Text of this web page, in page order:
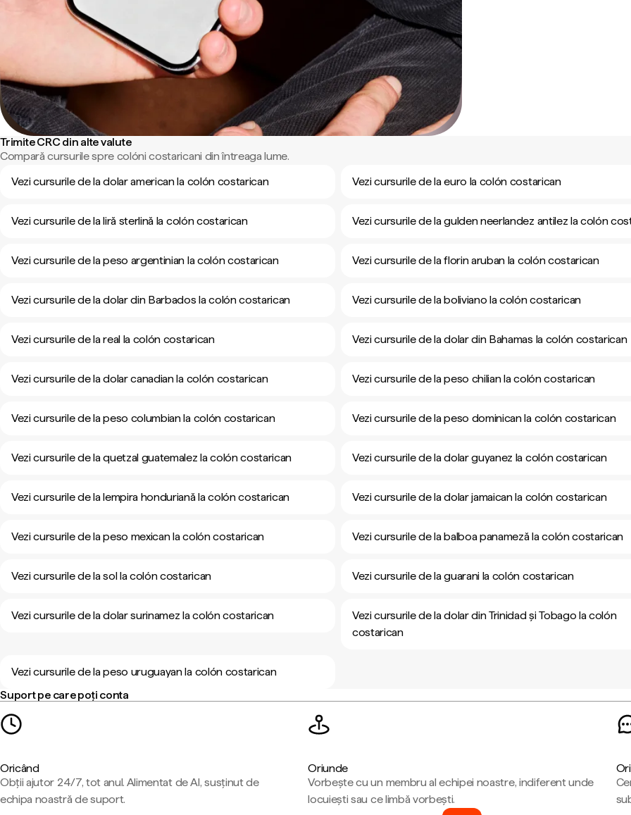
Trimite CRC din alte valute
Compară cursurile spre colóni costaricani din întreaga lume.
Vezi cursurile de la dolar american la colón costarican
Vezi cursurile de la euro la colón costarican
Vezi cursurile de la liră sterlină la colón costarican Vezi cursurile de la gulden neerlandez antilez la colón
Vezi cursurile de la peso argentinian la colón costarican Vezi cursurile de la florin aruban la colón costarican
Vezi cursurile de la dolar din Barbados la colón costarican Vezi cursurile de la boliviano la colón costarican
Vezi cursurile de la real la colón costarican Vezi cursurile de la dolar din Bahamas la colón costarican
Vezi cursurile de la dolar canadian la colón costarican Vezi cursurile de la peso chilian la colón costarican
Vezi cursurile de la peso columbian la colón costarican Vezi cursurile de la peso dominican la colón costarican
Vezi cursurile de la quetzal guatemalez la colón costarican Vezi cursurile de la dolar guyanez la colón costarican
Vezi cursurile de la lempira honduriană la colón costarican Vezi cursurile de la dolar jamaican la colón costarican
Vezi cursurile de la peso mexican la colón costarican Vezi cursurile de la balboa panameză la colón costarican
Vezi cursurile de la sol la colón costarican Vezi cursurile de la guarani la colón costarican
Vezi cursurile de la dolar surinamez la colón costarican
Vezi cursurile de la dolar din Trinidad și Tobago la colón
costarican
Vezi cursurile de la peso uruguayan la colón costarican
Suport pe care poți conta
Oricând
Obții ajutor 24/7, tot anul. Alimentat de AI, susținut de
echipa noastră de suport.
Oriunde
Vorbește cu un membru al echipei noastre, indiferent unde
locuiești sau ce limbă vorbești.